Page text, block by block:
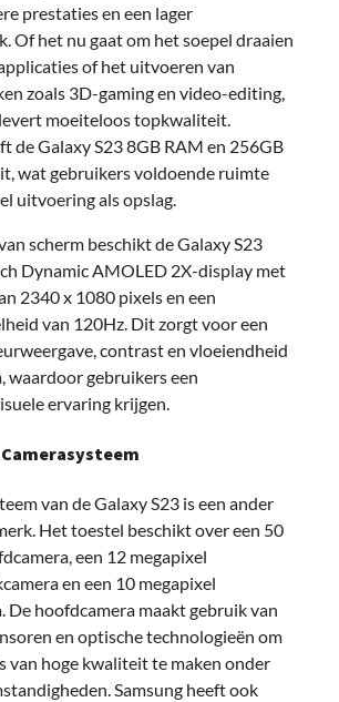
prestaties en een lager
Of het nu gaat om het soepel draaien
of het uitvoeren van
zoals 3D-gaming en video-editing,
moeiteloos topkwaliteit.
de Galaxy S23 8GB RAM en 256GB
wat gebruikers voldoende ruimte
uitvoering als opslag.
scherm beschikt de Galaxy S23
Dynamic AMOLED 2X-display met
2340 x 1080 pixels en een
van 120Hz. Dit zorgt voor een
contrast en vloeiendheid
waardoor gebruikers een
ervaring krijgen.
van de Galaxy S23 is een ander
Het toestel beschikt over een 50
een 12 megapixel
en een 10 megapixel
De hoofdcamera maakt gebruik van
en optische technologieën om
van hoge kwaliteit te maken onder
Samsung heeft ook